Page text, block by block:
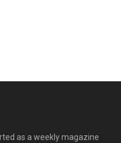
as a weekly magazine